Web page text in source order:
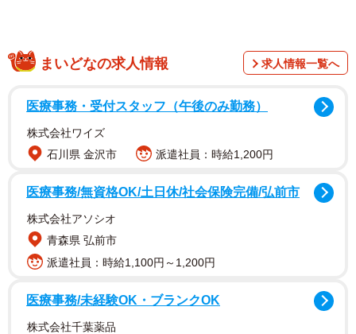
２０代の若者に混じって参加していた中年世代の男性が
発言した。「上司から名前で呼ばれたことがない。いつも
『おい、デブ！』と呼ばれています」。イベント後、本人
を直撃して聞くと、４０代の会社員だった。「デブ」が“シ
はそう呼ばれる度に嫌な気持ちになっているが、生活もあ
るので名誉毀損（きそん）にも当たる言葉に耐えながら仕
まいどなの求人情報 求人情報一覧へ
医療事務・受付スタッフ（午後のみ勤務）
株式会社ワイズ
石川県 金沢市
派遣社員：時給1,200円
医療事務/無資格OK/土日休/社会保険完備/弘前市
株式会社アソシオ
青森県 弘前市
派遣社員：時給1,100円～1,200円
医療事務/未経験OK・ブランクOK
株式会社千葉薬品